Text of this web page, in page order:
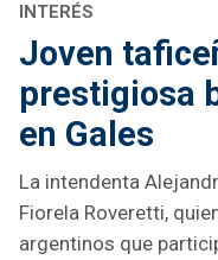
INTERÉS
Joven
prestigiosa
en Gales
La intendenta
Fiorela Roveretti,
argentinos que